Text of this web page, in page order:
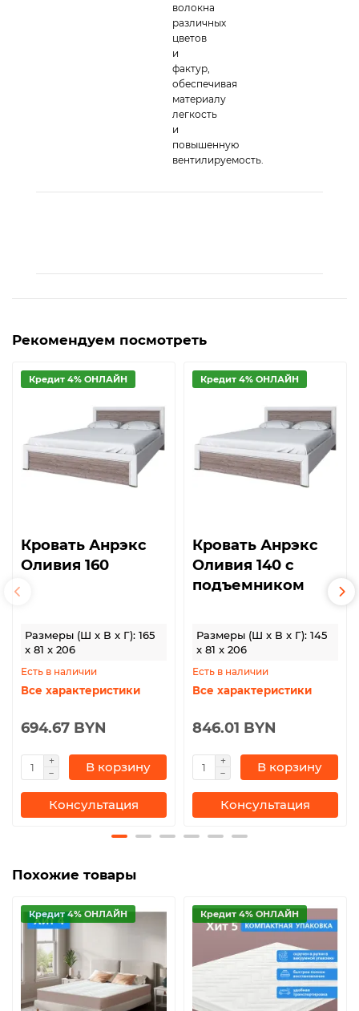
волокна
различных
цветов
и
фактур,
обеспечивая
материалу
легкость
и
повышенную
вентилируемость.
Рекомендуем посмотреть
Кредит 4% ОНЛАЙН
Кровать Анрэкс
Оливия 160
Размеры (Ш x В x Г): 165
x 81 x 206
Есть в наличии
Все характеристики
694.67 BYN
В корзину
Консультация
Кредит 4% ОНЛАЙН
Кровать Анрэкс
Оливия 140 с
подъемником
Размеры (Ш x В x Г): 145
x 81 x 206
Есть в наличии
Все характеристики
846.01 BYN
В корзину
Консультация
Похожие товары
Кредит 4% ОНЛАЙН Кредит 4% ОНЛАЙН